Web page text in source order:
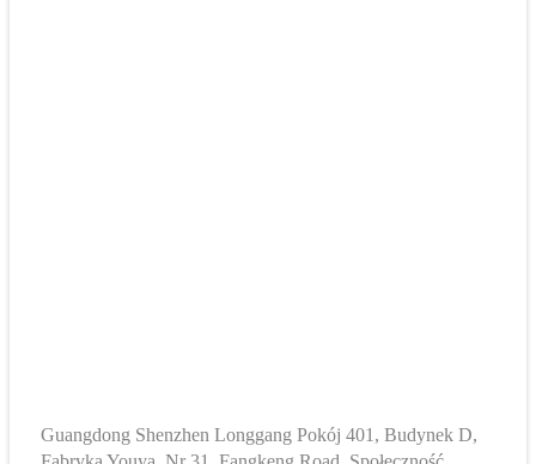
Guangdong Shenzhen Longgang Pokój 401, Budynek D,